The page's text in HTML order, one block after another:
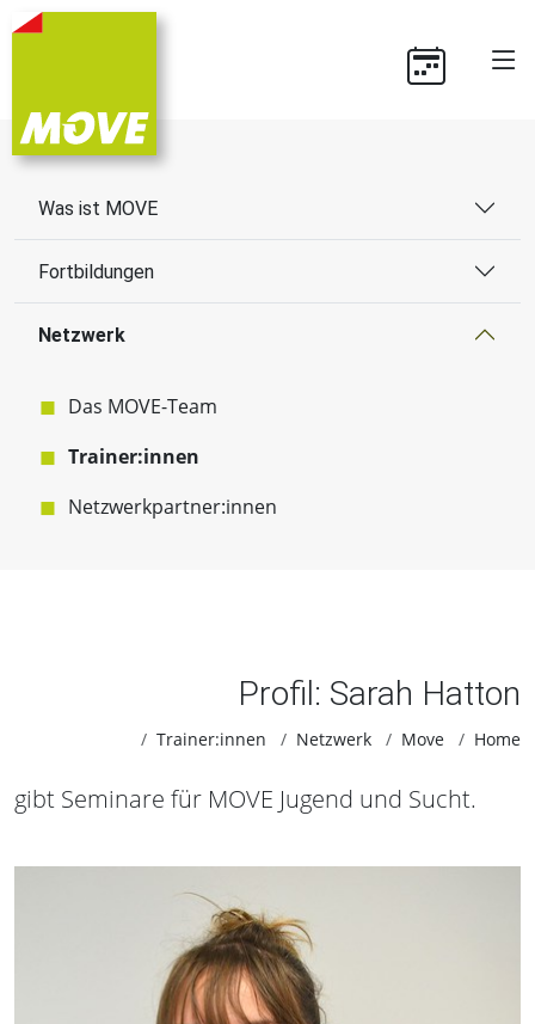
Was ist MOVE
Fortbildungen
Netzwerk
Das MOVE-Team
Trainer:innen
Netzwerkpartner:innen
Profil: Sarah Hatton
Trainer:innen Netzwerk Move Home
gibt Seminare für MOVE Jugend und Sucht.